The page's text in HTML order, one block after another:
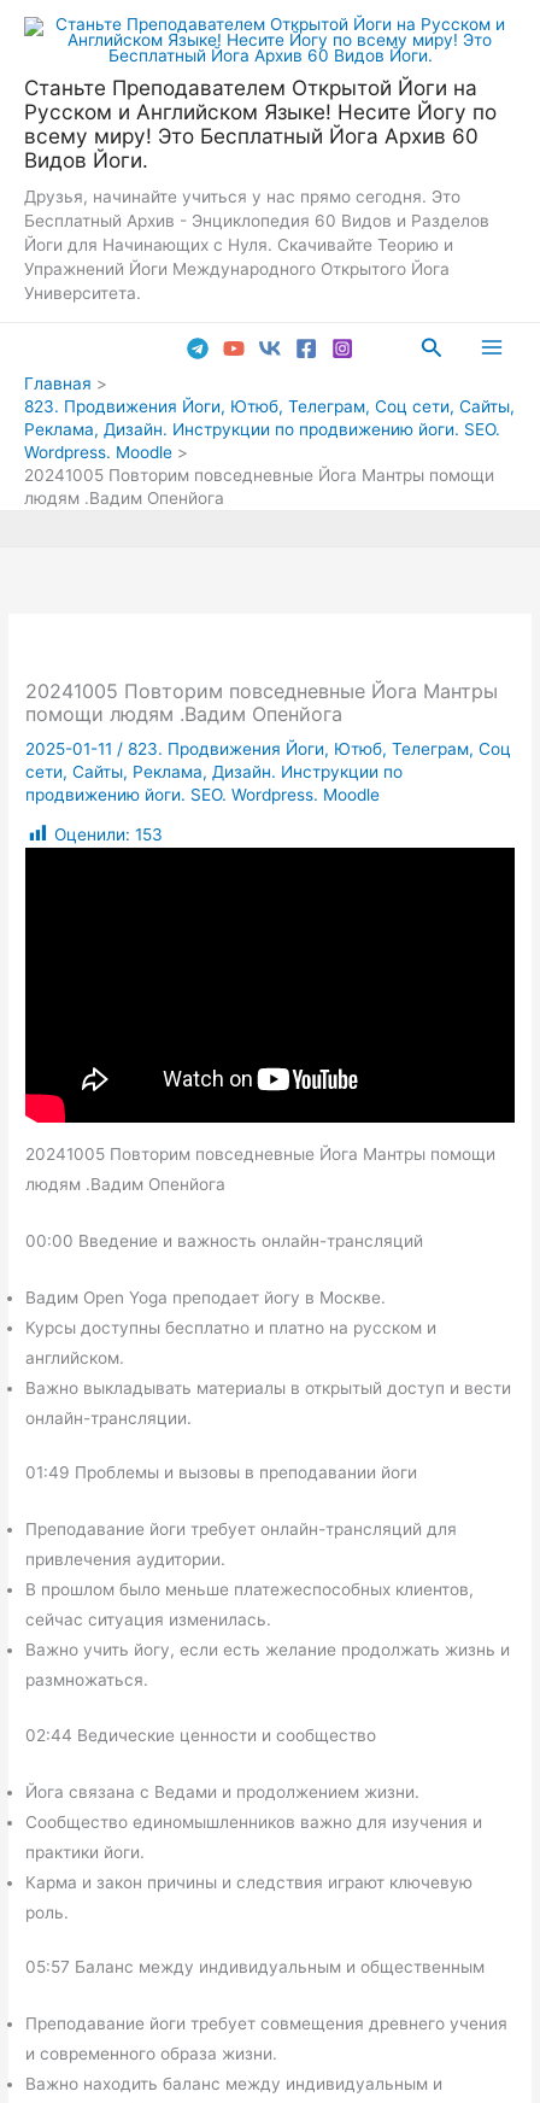
Перейти
Станьте Преподавателем Открытой Йоги на
Русском и Английском Языке! Несите Йогу по
всему миру! Это Бесплатный Йога Архив 60
Видов Йоги.
Друзья, начинайте учиться у нас прямо сегодня. Это
Бесплатный Архив - Энциклопедия 60 Видов и Разделов
Йоги для Начинающих с Нуля. Скачивайте Теорию и
Упражнений Йоги Международного Открытого Йога
Университета.
Поиск
Главная
823. Продвижения Йоги, Ютюб, Телеграм, Соц сети, Сайты,
Реклама, Дизайн. Инструкции по продвижению йоги. SEO.
Wordpress. Moodle
20241005 Повторим повседневные Йога Мантры помощи
людям .Вадим Опенйога
20241005 Повторим повседневные Йога Мантры
помощи людям .Вадим Опенйога
2025-01-11 /823. Продвижения Йоги, Ютюб, Телеграм, Соц
сети, Сайты, Реклама, Дизайн. Инструкции по
продвижению йоги. SEO. Wordpress. Moodle
Оценили: 153
20241005 Повторим повседневные Йога Мантры помощи
людям .Вадим Опенйога
00:00 Введение и важность онлайн-трансляций
Вадим Open Yoga преподает йогу в Москве.
Курсы доступны бесплатно и платно на русском и
английском.
Важно выкладывать материалы в открытый доступ и вести
онлайн-трансляции.
01:49 Проблемы и вызовы в преподавании йоги
Преподавание йоги требует онлайн-трансляций для
привлечения аудитории.
В прошлом было меньше платежеспособных клиентов,
сейчас ситуация изменилась.
Важно учить йогу, если есть желание продолжать жизнь и
размножаться.
02:44 Ведические ценности и сообщество
Йога связана с Ведами и продолжением жизни.
Сообщество единомышленников важно для изучения и
практики йоги.
Карма и закон причины и следствия играют ключевую
роль.
05:57 Баланс между индивидуальным и общественным
Преподавание йоги требует совмещения древнего учения
и современного образа жизни.
Важно находить баланс между индивидуальным и